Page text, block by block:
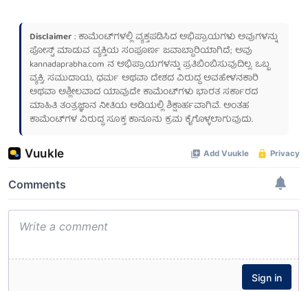
Disclaimer: ಕಾಮೆಂಟ್‌ಗಳಲ್ಲಿ ವ್ಯಕ್ತಪಡಿಸಿದ ಅಭಿಪ್ರಾಯಗಳು ಅವುಗಳನ್ನು
ಪೋಸ್ಟ್ ಮಾಡುವ ವ್ಯಕ್ತಿಯ ಸಂಪೂರ್ಣ ಜವಾಬ್ದಾರಿಯಾಗಿದೆ; ಅವು
kannadaprabha.com ನ ಅಭಿಪ್ರಾಯಗಳನ್ನು ಪ್ರತಿಬಿಂಬಿಸುವುದಿಲ್ಲ. ಒಬ್ಬ
ವ್ಯಕ್ತಿ, ಸಮುದಾಯ, ಧರ್ಮ ಅಥವಾ ದೇಶದ ವಿರುದ್ಧ ಅವಹೇಳನಕಾರಿ
ಅಥವಾ ಅಶ್ಲೀಲವಾದ ಯಾವುದೇ ಕಾಮೆಂಟ್‌ಗಳು ಭಾರತ ಸರ್ಕಾರದ
ಮಾಹಿತಿ ತಂತ್ರಜ್ಞಾನ ನೀತಿಯ ಅಡಿಯಲ್ಲಿ ಶಿಕ್ಷಾರ್ಹವಾಗಿವೆ. ಅಂತಹ
ಕಾಮೆಂಟ್‌ಗಳ ವಿರುದ್ಧ ಸೂಕ್ತ ಕಾನೂನು ಕ್ರಮ ಕೈಗೊಳ್ಳಲಾಗುವುದು.